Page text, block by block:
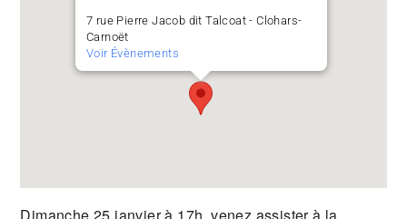
7 rue Pierre Jacob dit Talcoat - Clohars-
Carnoët
Voir Évènements
Dimanche 25 janvier à 17h, venez assister à la